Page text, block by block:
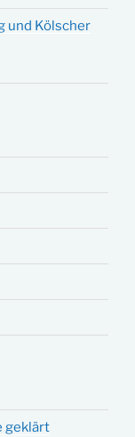
und Kölscher
geklärt